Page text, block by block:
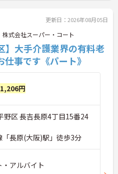
更新日：2026年08月05日
株式会社スーパー・コート
】大手介護業界の有料老
事です《パート》
円
野区 長吉長原4丁目15番24
長原(大阪)駅」徒歩3分
アルバイト